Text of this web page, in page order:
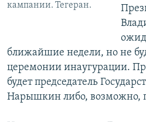
кампании. Тегеран.
ближайшие недели, но не
церемонии инаугурации.
будет председатель
Нарышкин либо, возможно,